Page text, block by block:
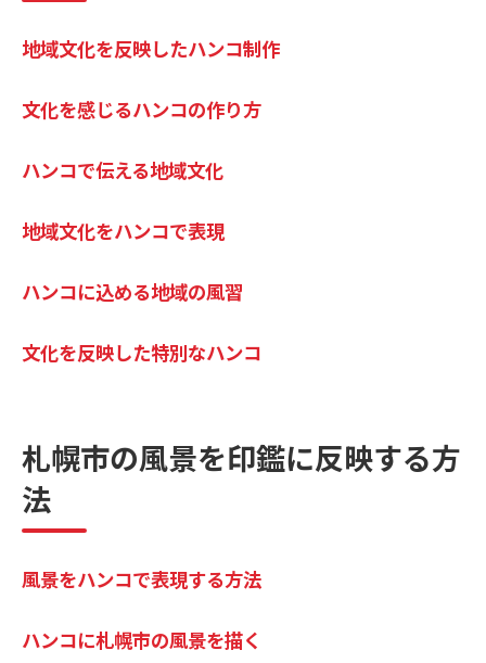
地域文化を反映したハンコ制作
文化を感じるハンコの作り方
ハンコで伝える地域文化
地域文化をハンコで表現
ハンコに込める地域の風習
文化を反映した特別なハンコ
札幌市の風景を印鑑に反映する方
法
風景をハンコで表現する方法
ハンコに札幌市の風景を描く